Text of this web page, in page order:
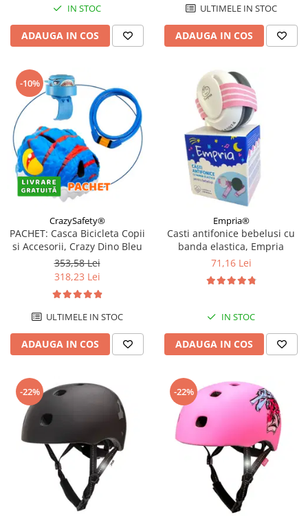
IN STOC
ADAUGA IN COS
ULTIMELE IN STOC
ADAUGA IN COS
-10%
CrazySafety®
PACHET: Casca Bicicleta Copii
si Accesorii, Crazy Dino Bleu
353,58 Lei
318,23 Lei
ULTIMELE IN STOC
ADAUGA IN COS
Empria®
Casti antifonice bebelusi cu
banda elastica, Empria
71,16 Lei
IN STOC
ADAUGA IN COS
-22% -22%